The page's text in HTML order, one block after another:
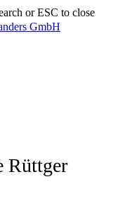
or ESC to close
Rüttger